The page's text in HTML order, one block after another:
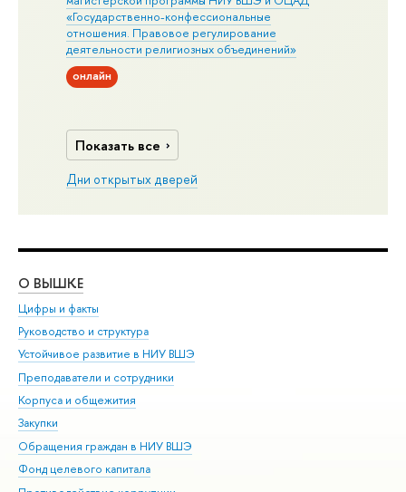
«Государственно-конфессиональные
отношения. Правовое регулирование
деятельности религиозных объединений»
онлайн
Показать все
Дни открытых дверей
О ВЫШКЕ
Цифры и факты
Руководство и структура
Устойчивое развитие в НИУ ВШЭ
Преподаватели и сотрудники
Корпуса и общежития
Закупки
Обращения граждан в НИУ ВШЭ
Фонд целевого капитала